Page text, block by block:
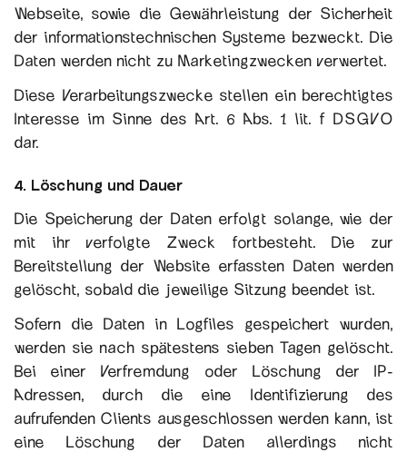
Webseite, sowie die Gewährleistung der Sicherheit
der informationstechnischen Systeme bezweckt. Die
Daten werden nicht zu Marketingzwecken verwertet.
Diese Verarbeitungszwecke stellen ein berechtigtes
Interesse im Sinne des Art. 6 Abs. 1 lit. f DSGVO
dar.
4. Löschung und Dauer
Die Speicherung der Daten erfolgt solange, wie der
mit ihr verfolgte Zweck fortbesteht. Die zur
Bereitstellung der Website erfassten Daten werden
gelöscht, sobald die jeweilige Sitzung beendet ist.
Sofern die Daten in Logfiles gespeichert wurden,
werden sie nach spätestens sieben Tagen gelöscht.
Bei einer Verfremdung oder Löschung der IP-
Adressen, durch die eine Identifizierung des
aufrufenden Clients ausgeschlossen werden kann, ist
eine Löschung der Daten allerdings nicht